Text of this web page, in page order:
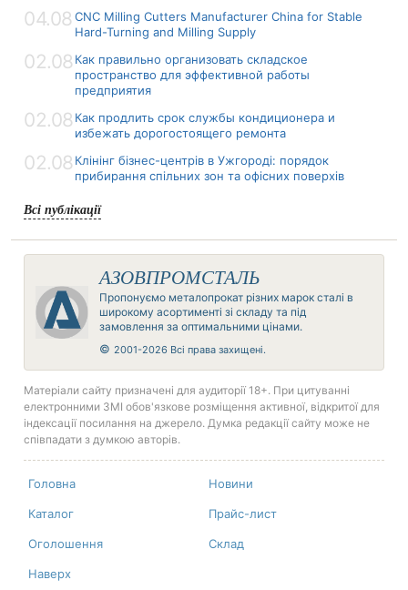
04.08 CNC Milling Cutters Manufacturer China for Stable
Hard-Turning and Milling Supply
02.08 Как правильно организовать складское
пространство для эффективной работы
предприятия
02.08 Как продлить срок службы кондиционера и
избежать дорогостоящего ремонта
02.08 Клінінг бізнес-центрів в Ужгороді: порядок
прибирання спільних зон та офісних поверхів
Всі публікації
АЗОВПРОМСТАЛЬ
Пропонуємо металопрокат різних марок сталі в
широкому асортименті зі складу та під
замовлення за оптимальними цінами.
© 2001-2026 Всі права захищені.
Матеріали сайту призначені для аудиторії 18+. При цитуванні
електронними ЗМІ обов'язкове розміщення активної, відкритої для
індексації посилання на джерело. Думка редакції сайту може не
співпадати з думкою авторів.
Головна Новини
Каталог Прайс-лист
Оголошення Склад
Наверх